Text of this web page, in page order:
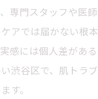
専門スタッフや医
アでは届かない根
感には個人差があ
渋谷区で、肌トラ
す。